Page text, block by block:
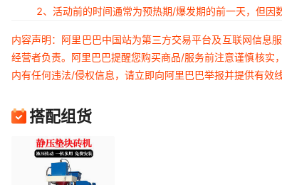
2、活动前的时间通常为预热期/爆发期的前一天，但
内容声明：阿里巴巴中国站为第三方交易平台及互联网信息
经营者负责。阿里巴巴提醒您购买商品/服务前注意谨慎核
内有任何违法/侵权信息，请立即向阿里巴巴举报并提供有效线
搭配组货